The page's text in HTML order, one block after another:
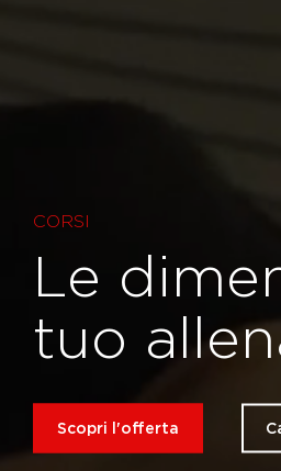
CORSI
Le
tuo
Scopri l'offerta